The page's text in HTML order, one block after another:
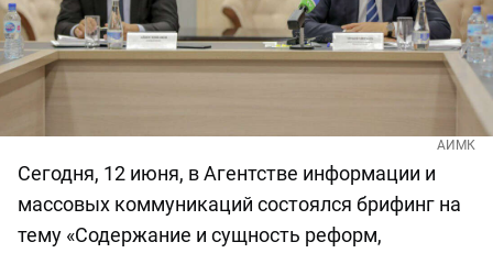
АИМК
Сегодня, 12 июня, в Агентстве информации и
массовых коммуникаций состоялся брифинг на
тему «Содержание и сущность реформ,